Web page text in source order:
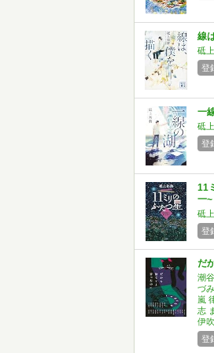
線
砥
登
一
砥
登
11
一~
砥
登
だ
潮
づ
嵐
志
伊
登